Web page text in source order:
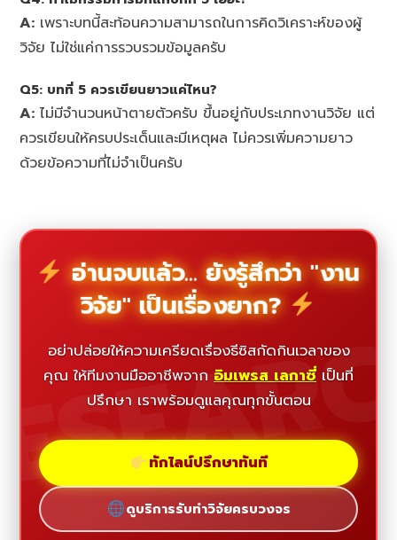
A: เพราะบทนี้สะท้อนความสามารถในการคิดวิเคราะห์ของผู้
วิจัย ไม่ใช่แค่การรวบรวมข้อมูลครับ
Q5: บทที่ 5 ควรเขียนยาวแค่ไหน?
A: ไม่มีจำนวนหน้าตายตัวครับ ขึ้นอยู่กับประเภทงานวิจัย แต่
ควรเขียนให้ครบประเด็นและมีเหตุผล ไม่ควรเพิ่มความยาว
ด้วยข้อความที่ไม่จำเป็นครับ
อ่านจบแล้ว... ยังรู้สึกว่า "งาน
วิจัย" เป็นเรื่องยาก?
อย่าปล่อยให้ความเครียดเรื่องธีซิสกัดกินเวลาของ
คุณ ให้ทีมงานมืออาชีพจาก อิมเพรส เลกาซี่ เป็นที่
ปรึกษา เราพร้อมดูแลคุณทุกขั้นตอน
ทักไลน์ปรึกษาทันที
ดูบริการรับทำวิจัยครบวงจร